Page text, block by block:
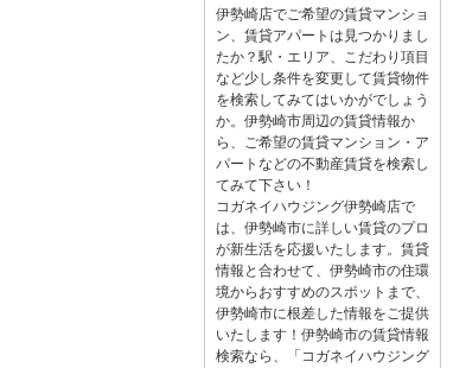
伊勢崎店でご希望の賃貸マンショ
ン、賃貸アパートは見つかりまし
たか？駅・エリア、こだわり項目
など少し条件を変更して賃貸物件
を検索してみてはいかがでしょう
か。伊勢崎市周辺の賃貸情報か
ら、ご希望の賃貸マンション・ア
パートなどの不動産賃貸を検索し
てみて下さい！
コガネイハウジング伊勢崎店で
は、伊勢崎市に詳しい賃貸のプロ
が新生活を応援いたします。賃貸
情報と合わせて、伊勢崎市の住環
境からおすすめのスポットまで、
伊勢崎市に根差した情報をご提供
いたします！伊勢崎市の賃貸情報
検索なら、「コガネイハウジング